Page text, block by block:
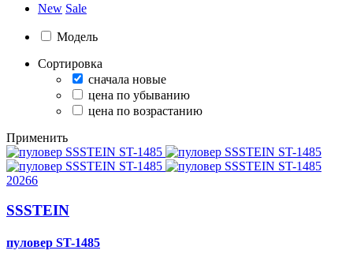
New Sale
Модель
Сортировка
сначала новые
цена по убыванию
цена по возрастанию
Применить
20266
SSSTEIN
пуловер ST-1485